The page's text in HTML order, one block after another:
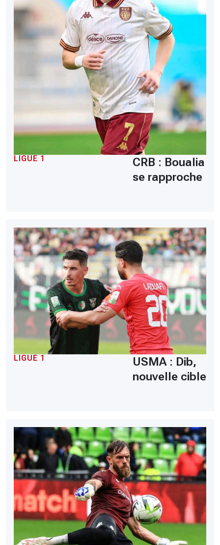
LIGUE 1
CRB : Boualia
se rapproche
LIGUE 1
USMA : Dib,
nouvelle cible